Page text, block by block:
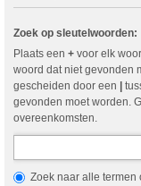
Zoek op sleutelwoorden:
Plaats een + voor elk
woord dat niet gevonden
gescheiden door een |
gevonden moet worden.
overeenkomsten.
Zoek naar alle termen